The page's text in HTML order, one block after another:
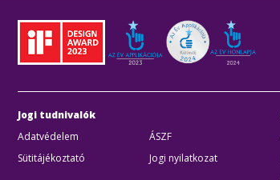
Jogi tudnivalók
Adatvédelem
ÁSZF
Sütitájékoztató
Jogi nyilatkozat